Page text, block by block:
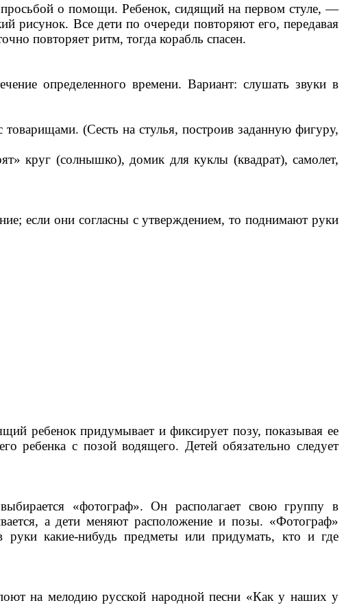
о помощи. Ребенок, сидящий на первом стуле, —
рисунок. Все дети по очереди повторяют его, передавая
повторяет ритм, тогда корабль спасен.
определенного времени. Вариант: слушать звуки в
(Сесть на стулья, построив заданную фигуру,
круг (солнышко), домик для куклы (квадрат), самолет,
если они согласны с утверждением, то поднимают руки
ребенок придумывает и фиксирует позу, показывая ее
ребенка с позой водящего. Детей обязательно следует
«фотограф». Он располагает свою группу в
а дети меняют расположение и позы. «Фотограф»
руки какие-нибудь предметы или придумать, кто и где
на мелодию русской народной песни «Как у наших у